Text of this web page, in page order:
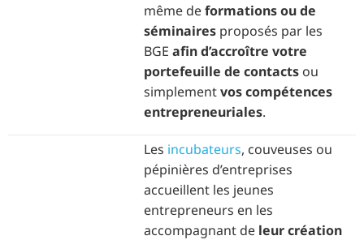
même deformations ou de
séminaires proposés par les
BGE afin d’accroître votre
portefeuille de contacts ou
simplementvos compétences
entrepreneuriales.
Les incubateurs, couveuses ou
pépinières d’entreprises
accueillent les jeunes
entrepreneurs en les
accompagnant de leur création